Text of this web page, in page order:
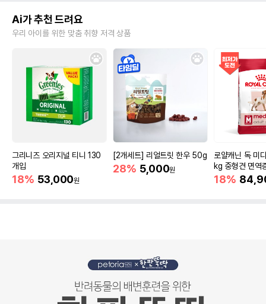
Ai가 추천 드려요
우리 아이를 위한 맞춤 취향 저격 상품
그리니즈 오리지널 티니 130
개입
18% 53,000원
[2개세트] 리얼트릿 한우 50g
28% 5,000원
로얄캐닌 독 미
kg 중형견 면역
18%